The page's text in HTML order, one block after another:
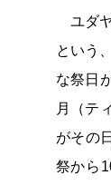
ユダ
という
な祭日
月（テ
がその
祭から